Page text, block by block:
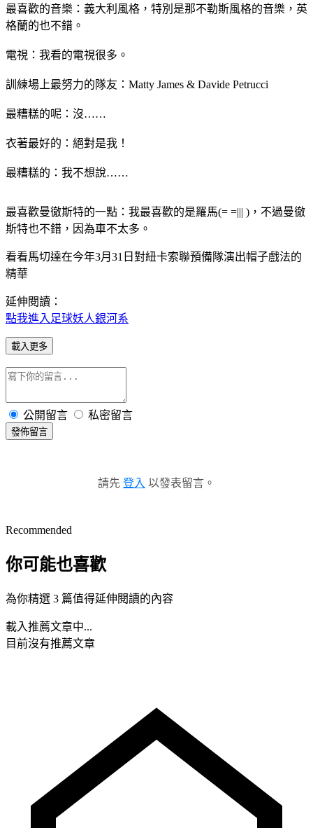
最喜歡的音樂：義大利風格，特別是那不勒斯風格的音樂，英
格蘭的也不錯。
電視：我看的電視很多。
訓練場上最努力的隊友：Matty James & Davide Petrucci
最糟糕的呢：沒……
衣著最好的：絕對是我！
最糟糕的：我不想說……
最喜歡曼徹斯特的一點：我最喜歡的是羅馬(= =||| )，不過曼徹
斯特也不錯，因為車不太多。
看看馬切達在今年3月31日對紐卡索聯預備隊演出帽子戲法的
精華
延伸閱讀：
點我進入足球妖人銀河系
載入更多
公開留言 私密留言
發佈留言
請先 登入 以發表留言。
Recommended
你可能也喜歡
為你精選 3 篇值得延伸閱讀的內容
載入推薦文章中...
目前沒有推薦文章